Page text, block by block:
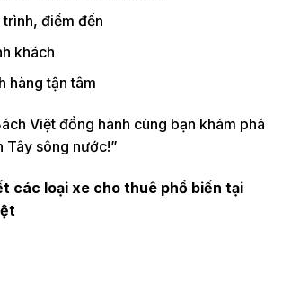
điểm đến
khách
hàng tận tâm
Việt đồng hành cùng bạn khám phá
Tây sông nước!”
các loại xe cho thuê phổ biến tại